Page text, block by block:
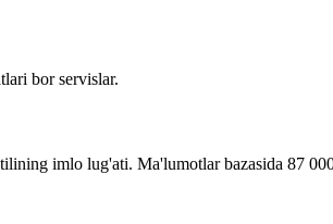
bor servislar.
imlo lug'ati. Ma'lumotlar bazasida 87